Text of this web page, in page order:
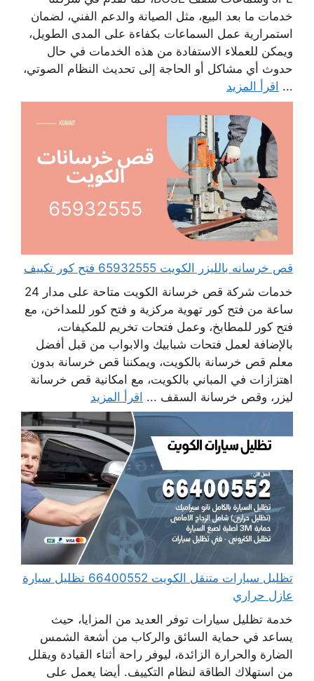
خدمات ما بعد البيع، مثل الصيانة والدعم الفني، لضمان
استمرارية عمل السماعات بكفاءة على المدى الطويل،
ويمكن للعملاء الاستفادة من هذه الخدمات في حال
حدوث أي مشاكل أو الحاجة إلى تحديث النظام الصوتي،
... اقرأ المزيد
قص خرسانه بالليزر الكويت 65932555 فتح كور تكييف
خدمات شركة قص خرسانة الكويت متاحة على مدار 24
ساعة من فتح كور تهوية مركزية و فتح كور للمداخن، مع
فتح كور للمطابخ، وعمل فتحات تخريم للمكيفات،
بالإضافة لعمل فتحات شبابيك والابواب من قبل أفضل
معلم قص خرسانة بالكويت، ويمكننا قص خرسانة بدون
اهتزازات في المباني بالكويت، مع امكانية قص خرسانة
ليزر، وقص خرسانة السقف ... اقرأ المزيد
تظليل سيارات متنقل الكويت 66400552 تظليل سيارة
عازل حراري
خدمة تظليل سيارات توفر العديد من المزايا، حيث
يساعد في حماية السائق والركاب من أشعة الشمس
الضارة والحرارة الزائدة، ليوفر راحة أثناء القيادة ويقلل
من استهلاك الطاقة لنظام التكييف. أيضا يعمل على